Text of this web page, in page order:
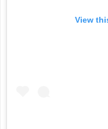
View